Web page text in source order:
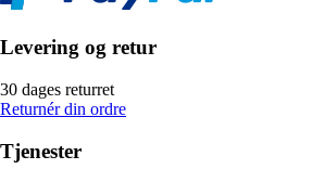
Levering og retur
30 dages returret
Returnér din ordre
Tjenester